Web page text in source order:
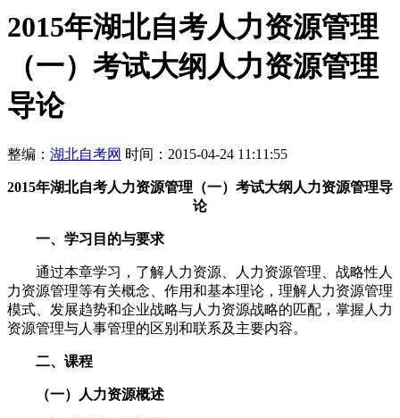
2015年湖北自考人力资源管理
（一）考试大纲人力资源管理
导论
整编： 湖北自考网 时间：2015-04-24 11:11:55
2015年湖北自考人力资源管理（一）考试大纲人力资源管理导
论
一、学习目的与要求
通过本章学习，了解人力资源、人力资源管理、战略性人
力资源管理等有关概念、作用和基本理论，理解人力资源管理
模式、发展趋势和企业战略与人力资源战略的匹配，掌握人力
资源管理与人事管理的区别和联系及主要内容。
二、课程
（一）人力资源概述